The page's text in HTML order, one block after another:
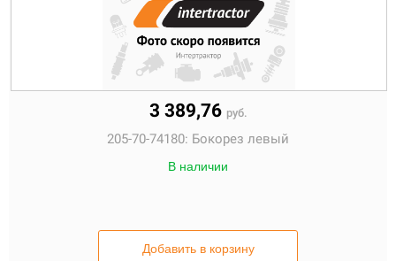
3 389,76 руб.
205-70-74180: Бокорез левый
В наличии
Добавить в корзину